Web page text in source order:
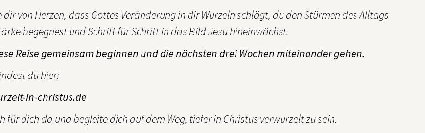
dir von Herzen, dass Gottes Veränderung in dir Wurzeln schlägt, du den Stürmen des Alltags
begegnest und Schritt für Schritt in das Bild Jesu hineinwächst.
Reise gemeinsam beginnen und die nächsten drei Wochen miteinander gehen.
du hier:
in-christus.de
für dich da und begleite dich auf dem Weg, tiefer in Christus verwurzelt zu sein.